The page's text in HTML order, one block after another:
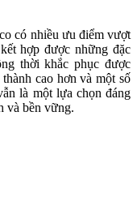
có nhiều ưu điểm vượt
hợp được những đặc
thời khắc phục được
cao hơn và một số
là một lựa chọn đáng
và bền vững.